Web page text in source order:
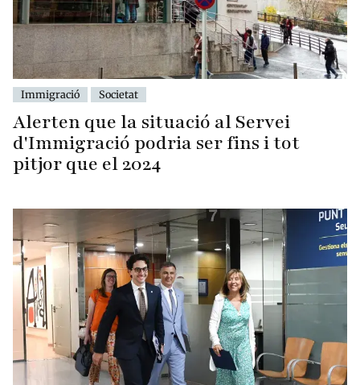
Immigració Societat
Alerten que la situació al Servei
d'Immigració podria ser fins i tot
pitjor que el 2024